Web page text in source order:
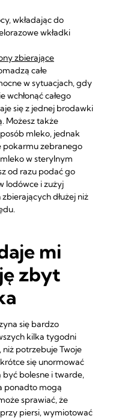
wkładając do
wkładki
zbierające
całe
w sytuacjach, gdy
wchłonąć całego
się z jednej brodawki
Możesz także
mleko, jednak
pokarmu zebranego
w sterylnym
od razu podać go
lodówce i zużyj
dłużej niż
mi
zbyt
się bardzo
kilka tygodni
potrzebuje Twoje
się unormować
być bolesne i twarde,
ponadto mogą
sprawiać, że
piersi, wymiotować